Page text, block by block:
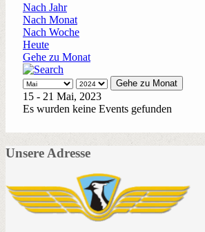
Nach Jahr
Nach Monat
Nach Woche
Heute
Gehe zu Monat
Gehe zu Monat
15 - 21 Mai, 2023
Es wurden keine Events gefunden
Unsere Adresse